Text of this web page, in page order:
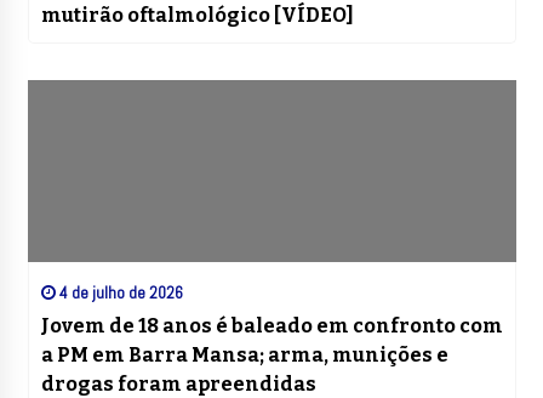
mutirão oftalmológico [VÍDEO]
4 de julho de 2026
Jovem de 18 anos é baleado em confronto com
a PM em Barra Mansa; arma, munições e
drogas foram apreendidas